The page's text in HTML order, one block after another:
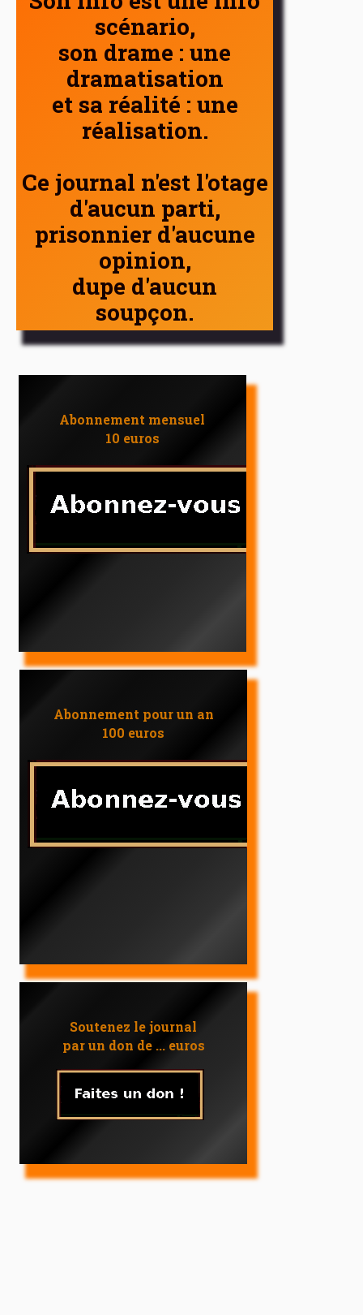
scénario,
son drame : une
dramatisation
et sa réalité : une
réalisation.
Ce journal n'est l'otage
d'aucun parti,
prisonnier d'aucune
opinion,
dupe d'aucun
soupçon.
Abonnement mensuel
10 euros
Abonnement pour un an
100 euros
Soutenez le journal
par un don de ... euros